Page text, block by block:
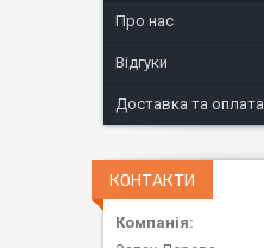
Про нас
Відгуки
Доставка та оплата
КОНТАКТИ